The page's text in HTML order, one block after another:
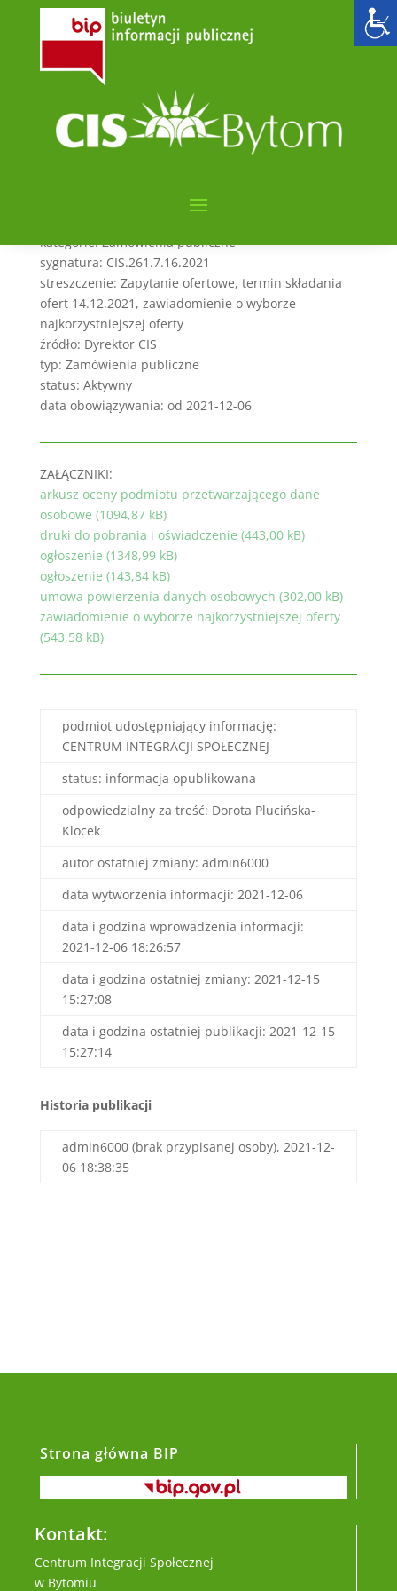
Zakup usługi
ubezpieczenia NNW
zbiorowe dla uczestników
2021-12-06
POSTĘPOWANIA PONIŻEJ 170,000 zł
kategorie: Zamówienia publiczne
sygnatura: CIS.261.7.16.2021
streszczenie: Zapytanie ofertowe, termin składania
ofert 14.12.2021, zawiadomienie o wyborze
najkorzystniejszej oferty
źródło: Dyrektor CIS
typ: Zamówienia publiczne
status: Aktywny
data obowiązywania: od 2021-12-06
ZAŁĄCZNIKI:
arkusz oceny podmiotu przetwarzającego dane
osobowe (1094,87 kB)
druki do pobrania i oświadczenie (443,00 kB)
ogłoszenie (1348,99 kB)
ogłoszenie (143,84 kB)
umowa powierzenia danych osobowych (302,00 kB)
zawiadomienie o wyborze najkorzystniejszej oferty
(543,58 kB)
podmiot udostępniający informację:
CENTRUM INTEGRACJI SPOŁECZNEJ
status: informacja opublikowana
odpowiedzialny za treść: Dorota Plucińska-
Klocek
autor ostatniej zmiany: admin6000
data wytworzenia informacji: 2021-12-06
data i godzina wprowadzenia informacji:
2021-12-06 18:26:57
data i godzina ostatniej zmiany: 2021-12-15
15:27:08
data i godzina ostatniej publikacji: 2021-12-15
15:27:14
Historia publikacji
admin6000 (brak przypisanej osoby), 2021-12-
06 18:38:35
Strona główna BIP
Kontakt:
Centrum Integracji Społecznej
w Bytomiu